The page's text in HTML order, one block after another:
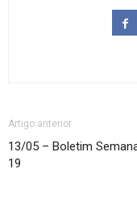
Artigo anterior
13/05 – Boletim
19